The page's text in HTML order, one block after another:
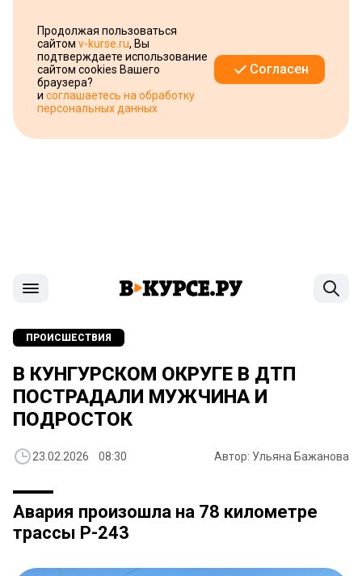
Продолжая пользоваться
сайтом v-kurse.ru, Вы
подтверждаете использование
сайтом cookies Вашего
браузера?
и соглашаетесь на обработку
персональных данных
Согласен
ПРОИСШЕСТВИЯ
В КУНГУРСКОМ ОКРУГЕ В ДТП
ПОСТРАДАЛИ МУЖЧИНА И
ПОДРОСТОК
23.02.2026 08:30 Автор: Ульяна Бажанова
Авария произошла на 78 километре
трассы Р-243